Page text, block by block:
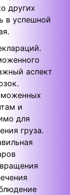
других
в успешной
аспект
и
для
груза.